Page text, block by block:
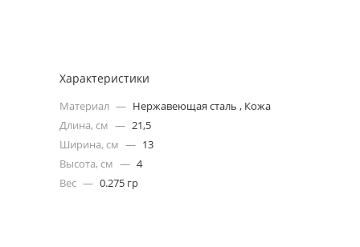
Характеристики
Материал — Нержавеющая сталь , Кожа
Длина, см — 21,5
Ширина, см — 13
Высота, см — 4
Вес — 0.275 гр